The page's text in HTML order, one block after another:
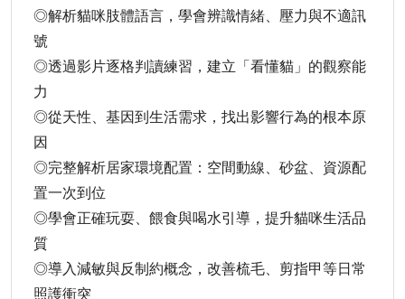
◎解析貓咪肢體語言，學會辨識情緒、壓力與不適訊
號
◎透過影片逐格判讀練習，建立「看懂貓」的觀察能
力
◎從天性、基因到生活需求，找出影響行為的根本原
因
◎完整解析居家環境配置：空間動線、砂盆、資源配
置一次到位
◎學會正確玩耍、餵食與喝水引導，提升貓咪生活品
質
◎導入減敏與反制約概念，改善梳毛、剪指甲等日常
照護衝突